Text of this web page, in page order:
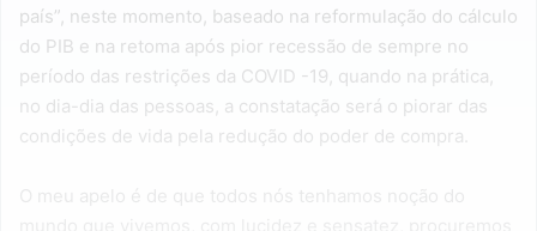
país”, neste momento, baseado na reformulação do cálculo
do PIB e na retoma após pior recessão de sempre no
período das restrições da COVID -19, quando na prática,
no dia-dia das pessoas, a constatação será o piorar das
condições de vida pela redução do poder de compra.